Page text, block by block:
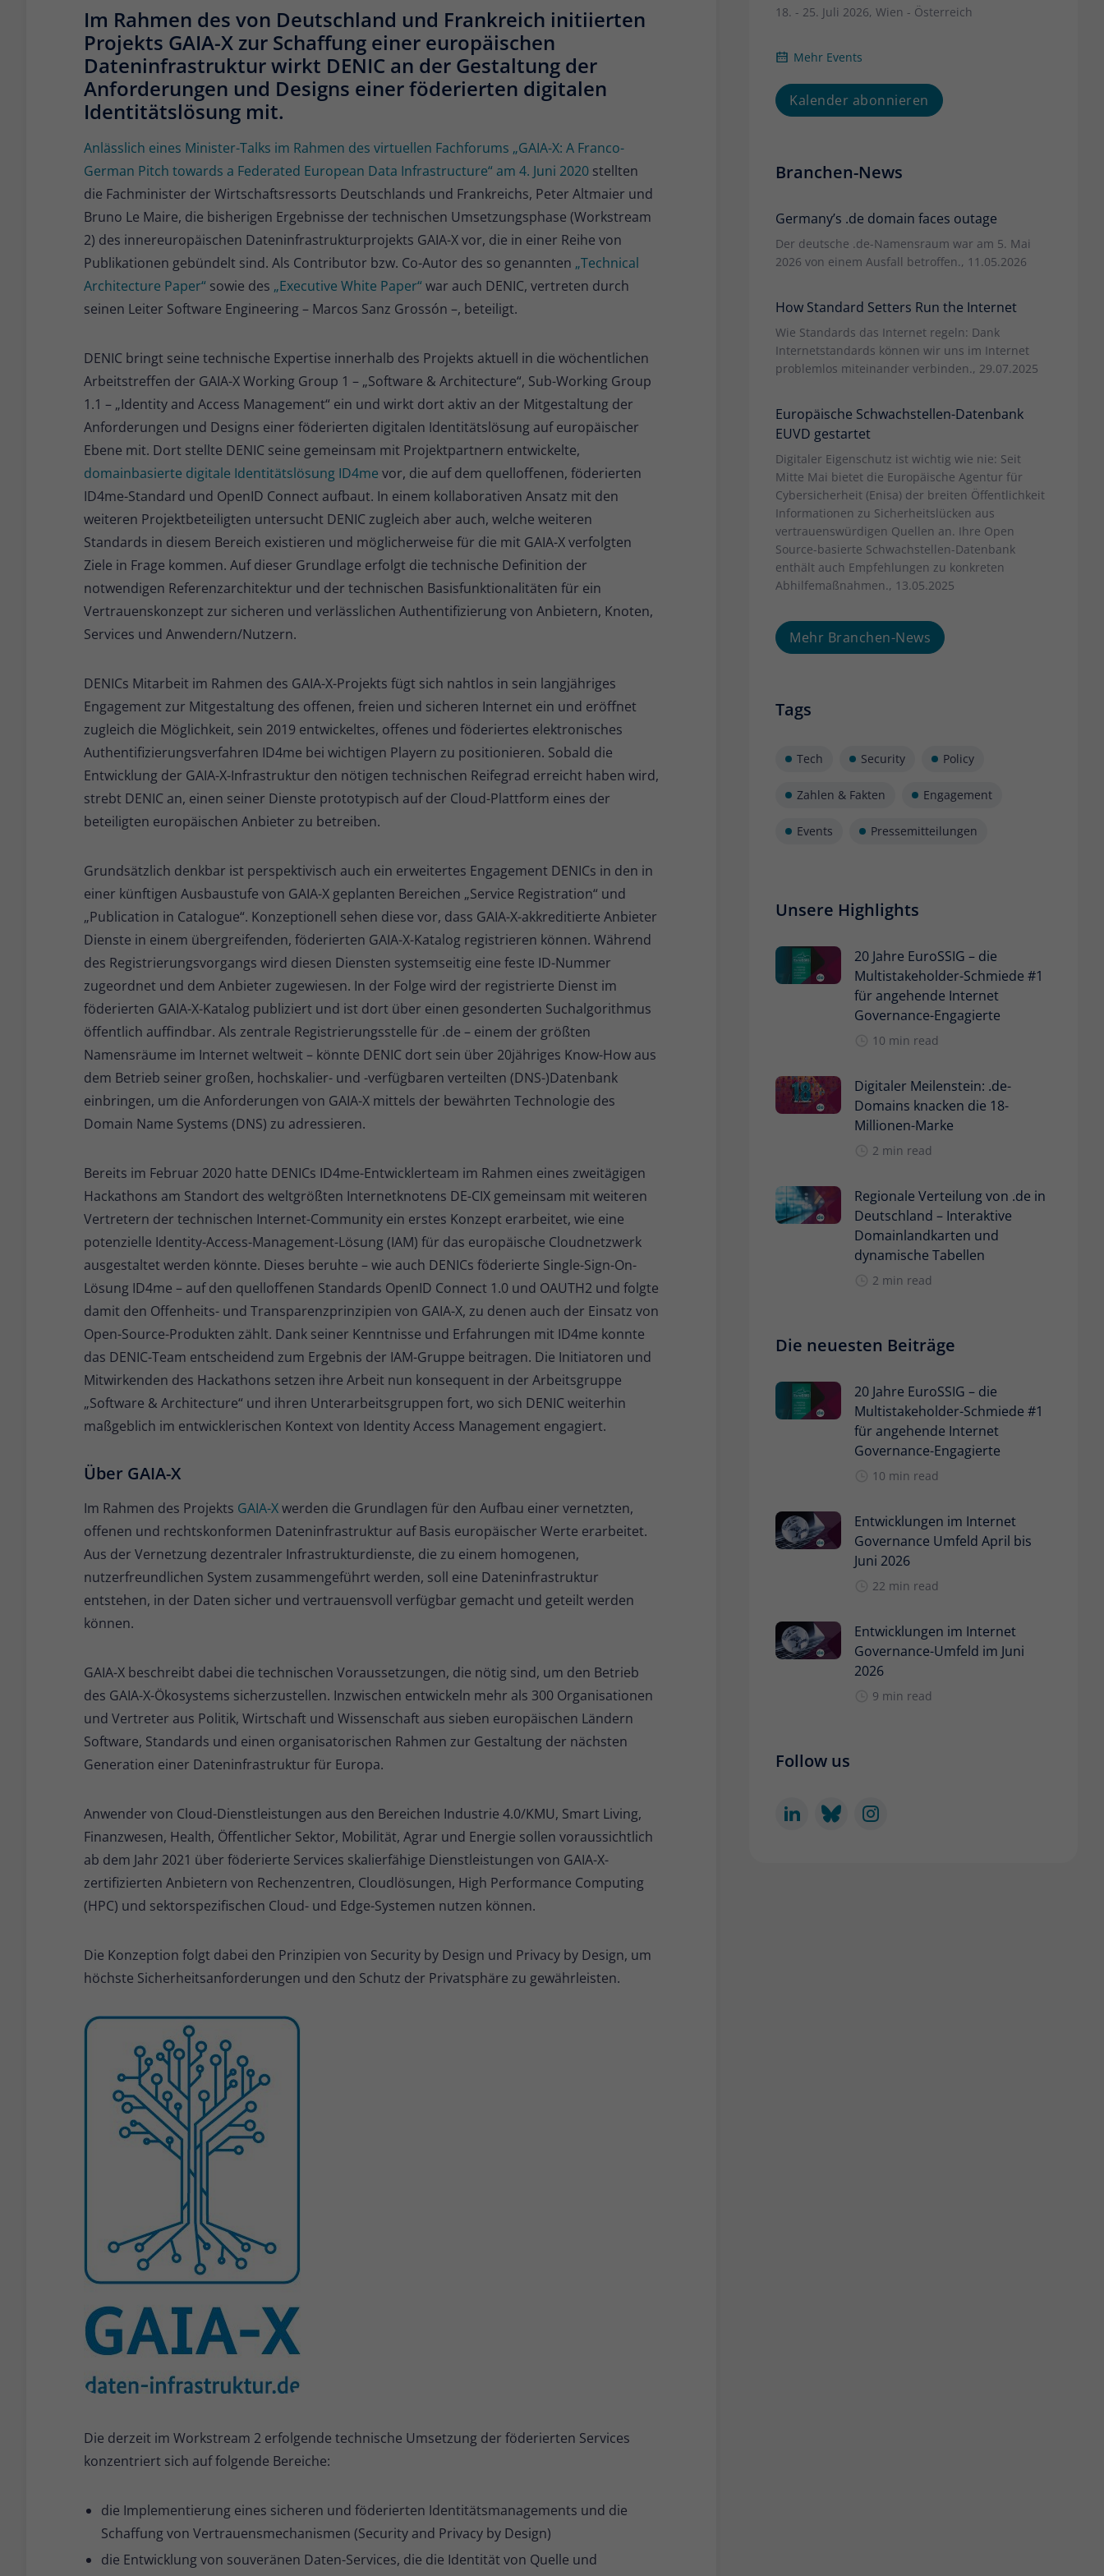
Im Rahmen des von Deutschland und Frankreich initiierten
Projekts GAIA-X zur Schaffung einer europäischen
Dateninfrastruktur wirkt DENIC an der Gestaltung der
Anforderungen und Designs einer föderierten digitalen
Identitätslösung mit.
Anlässlich eines Minister-Talks im Rahmen des virtuellen Fachforums „GAIA-X: A Franco-
German Pitch towards a Federated European Data Infrastructure“ am 4. Juni 2020 stellten
die Fachminister der Wirtschaftsressorts Deutschlands und Frankreichs, Peter Altmaier und
Bruno Le Maire, die bisherigen Ergebnisse der technischen Umsetzungsphase (Workstream
2) des innereuropäischen Dateninfrastrukturprojekts GAIA-X vor, die in einer Reihe von
Publikationen gebündelt sind. Als Contributor bzw. Co-Autor des so genannten „Technical
Architecture Paper“ sowie des „Executive White Paper“war auch DENIC, vertreten durch
seinen Leiter Software Engineering – Marcos Sanz Grossón –, beteiligt.
DENIC bringt seine technische Expertise innerhalb des Projekts aktuell in die wöchentlichen
Arbeitstreffen der GAIA-X Working Group 1 – „Software & Architecture“, Sub-Working Group
1.1 – „Identity and Access Management“ ein und wirkt dort aktiv an der Mitgestaltung der
Anforderungen und Designs einer föderierten digitalen Identitätslösung auf europäischer
Ebene mit. Dort stellte DENIC seine gemeinsam mit Projektpartnern entwickelte,
domainbasierte digitale Identitätslösung ID4me vor, die auf dem quelloffenen, föderierten
ID4me-Standard und OpenID Connect aufbaut. In einem kollaborativen Ansatz mit den
weiteren Projektbeteiligten untersucht DENIC zugleich aber auch, welche weiteren
Standards in diesem Bereich existieren und möglicherweise für die mit GAIA-X verfolgten
Ziele in Frage kommen. Auf dieser Grundlage erfolgt die technische Definition der
notwendigen Referenzarchitektur und der technischen Basisfunktionalitäten für ein
Vertrauenskonzept zur sicheren und verlässlichen Authentifizierung von Anbietern, Knoten,
Services und Anwendern/Nutzern.
DENICs Mitarbeit im Rahmen des GAIA-X-Projekts fügt sich nahtlos in sein langjähriges
Engagement zur Mitgestaltung des offenen, freien und sicheren Internet ein und eröffnet
zugleich die Möglichkeit, sein 2019 entwickeltes, offenes und föderiertes elektronisches
Authentifizierungsverfahren ID4me bei wichtigen Playern zu positionieren. Sobald die
Entwicklung der GAIA-X-Infrastruktur den nötigen technischen Reifegrad erreicht haben wird,
strebt DENIC an, einen seiner Dienste prototypisch auf der Cloud-Plattform eines der
beteiligten europäischen Anbieter zu betreiben.
Grundsätzlich denkbar ist perspektivisch auch ein erweitertes Engagement DENICs in den in
einer künftigen Ausbaustufe von GAIA-X geplanten Bereichen „Service Registration“ und
„Publication in Catalogue“. Konzeptionell sehen diese vor, dass GAIA-X-akkreditierte Anbieter
Dienste in einem übergreifenden, föderierten GAIA-X-Katalog registrieren können. Während
des Registrierungsvorgangs wird diesen Diensten systemseitig eine feste ID-Nummer
zugeordnet und dem Anbieter zugewiesen. In der Folge wird der registrierte Dienst im
föderierten GAIA-X-Katalog publiziert und ist dort über einen gesonderten Suchalgorithmus
öffentlich auffindbar. Als zentrale Registrierungsstelle für .de – einem der größten
Namensräume im Internet weltweit – könnte DENIC dort sein über 20jähriges Know-How aus
dem Betrieb seiner großen, hochskalier- und -verfügbaren verteilten (DNS-)Datenbank
einbringen, um die Anforderungen von GAIA-X mittels der bewährten Technologie des
Domain Name Systems (DNS) zu adressieren.
Bereits im Februar 2020 hatte DENICs ID4me-Entwicklerteam im Rahmen eines zweitägigen
Hackathons am Standort des weltgrößten Internetknotens DE-CIX gemeinsam mit weiteren
Vertretern der technischen Internet-Community ein erstes Konzept erarbeitet, wie eine
potenzielle Identity-Access-Management-Lösung (IAM) für das europäische Cloudnetzwerk
ausgestaltet werden könnte. Dieses beruhte – wie auch DENICs föderierte Single-Sign-On-
Lösung ID4me – auf den quelloffenen Standards OpenID Connect 1.0 und OAUTH2 und folgte
damit den Offenheits- und Transparenzprinzipien von GAIA-X, zu denen auch der Einsatz von
Open-Source-Produkten zählt. Dank seiner Kenntnisse und Erfahrungen mit ID4me konnte
das DENIC-Team entscheidend zum Ergebnis der IAM-Gruppe beitragen. Die Initiatoren und
Mitwirkenden des Hackathons setzen ihre Arbeit nun konsequent in der Arbeitsgruppe
„Software & Architecture“ und ihren Unterarbeitsgruppen fort, wo sich DENIC weiterhin
maßgeblich im entwicklerischen Kontext von Identity Access Management engagiert.
Über GAIA-X
Im Rahmen des Projekts GAIA-Xwerden die Grundlagen für den Aufbau einer vernetzten,
offenen und rechtskonformen Dateninfrastruktur auf Basis europäischer Werte erarbeitet.
Aus der Vernetzung dezentraler Infrastrukturdienste, die zu einem homogenen,
nutzerfreundlichen System zusammengeführt werden, soll eine Dateninfrastruktur
entstehen, in der Daten sicher und vertrauensvoll verfügbar gemacht und geteilt werden
können.
GAIA-X beschreibt dabei die technischen Voraussetzungen, die nötig sind, um den Betrieb
des GAIA-X-Ökosystems sicherzustellen. Inzwischen entwickeln mehr als 300 Organisationen
und Vertreter aus Politik, Wirtschaft und Wissenschaft aus sieben europäischen Ländern
Software, Standards und einen organisatorischen Rahmen zur Gestaltung der nächsten
Generation einer Dateninfrastruktur für Europa.
Anwender von Cloud-Dienstleistungen aus den Bereichen Industrie 4.0/KMU, Smart Living,
Finanzwesen, Health, Öffentlicher Sektor, Mobilität, Agrar und Energie sollen voraussichtlich
ab dem Jahr 2021 über föderierte Services skalierfähige Dienstleistungen von GAIA-X-
zertifizierten Anbietern von Rechenzentren, Cloudlösungen, High Performance Computing
(HPC) und sektorspezifischen Cloud- und Edge-Systemen nutzen können.
Die Konzeption folgt dabei den Prinzipien von Security by Design und Privacy by Design, um
höchste Sicherheitsanforderungen und den Schutz der Privatsphäre zu gewährleisten.
Die derzeit im Workstream 2 erfolgende technische Umsetzung der föderierten Services
konzentriert sich auf folgende Bereiche:
die Implementierung eines sicheren und föderierten Identitätsmanagements und die
Schaffung von Vertrauensmechanismen (Security and Privacy by Design)
die Entwicklung von souveränen Daten-Services, die die Identität von Quelle und
18. - 25. Juli 2026, Wien - Österreich
Mehr Events
Kalender abonnieren
Branchen-News
Germany’s .de domain faces outage
Der deutsche .de-Namensraum war am 5. Mai
2026 von einem Ausfall betroffen., 11.05.2026
How Standard Setters Run the Internet
Wie Standards das Internet regeln: Dank
Internetstandards können wir uns im Internet
problemlos miteinander verbinden., 29.07.2025
Europäische Schwachstellen-Datenbank
EUVD gestartet
Digitaler Eigenschutz ist wichtig wie nie: Seit
Mitte Mai bietet die Europäische Agentur für
Cybersicherheit (Enisa) der breiten Öffentlichkeit
Informationen zu Sicherheitslücken aus
vertrauenswürdigen Quellen an. Ihre Open
Source-basierte Schwachstellen-Datenbank
enthält auch Empfehlungen zu konkreten
Abhilfemaßnahmen., 13.05.2025
Mehr Branchen-News
Tags
Tech Security Policy
Zahlen & Fakten Engagement
Events Pressemitteilungen
Unsere Highlights
20 Jahre EuroSSIG – die
Multistakeholder-Schmiede #1
für angehende Internet
Governance-Engagierte
10 min read
Digitaler Meilenstein: .de-
Domains knacken die 18-
Millionen-Marke
2 min read
Regionale Verteilung von .de in
Deutschland – Interaktive
Domainlandkarten und
dynamische Tabellen
2 min read
Die neuesten Beiträge
20 Jahre EuroSSIG – die
Multistakeholder-Schmiede #1
für angehende Internet
Governance-Engagierte
10 min read
Entwicklungen im Internet
Governance Umfeld April bis
Juni 2026
22 min read
Entwicklungen im Internet
Governance-Umfeld im Juni
2026
9 min read
Follow us
Anbieter Matomo
Laufzeit 6 Monate
Zur Speicherung der
Attributionsinformationen, des Referrers, der
Name _pk_id
Anbieter Matomo
Laufzeit 13 Monate
Zweck
Wird verwendet, um einige Details über den
Benutzer zu speichern, wie z. B. die
Name _pk_ses
Laufzeit 30 Minuten
Zweck
Kurzlebige Cookies, die zur vorübergehenden
Speicherung von Daten für den Besuch
verwendet werden.
Name _pk_cvar
Anbieter Matomo
Kurzlebige Cookies, die zur vorübergehenden
Speicherung von Daten für den Besuch